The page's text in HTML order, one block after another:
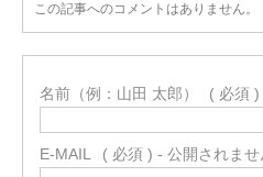
この記事へのコメントはありません。
名前（例：山田 太郎） ( 必須 )
E-MAIL ( 必須 ) - 公開されませ